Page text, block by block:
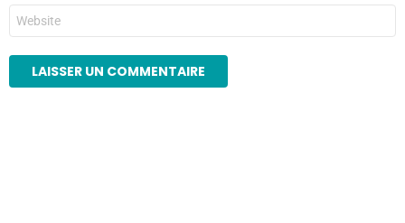
Site
web